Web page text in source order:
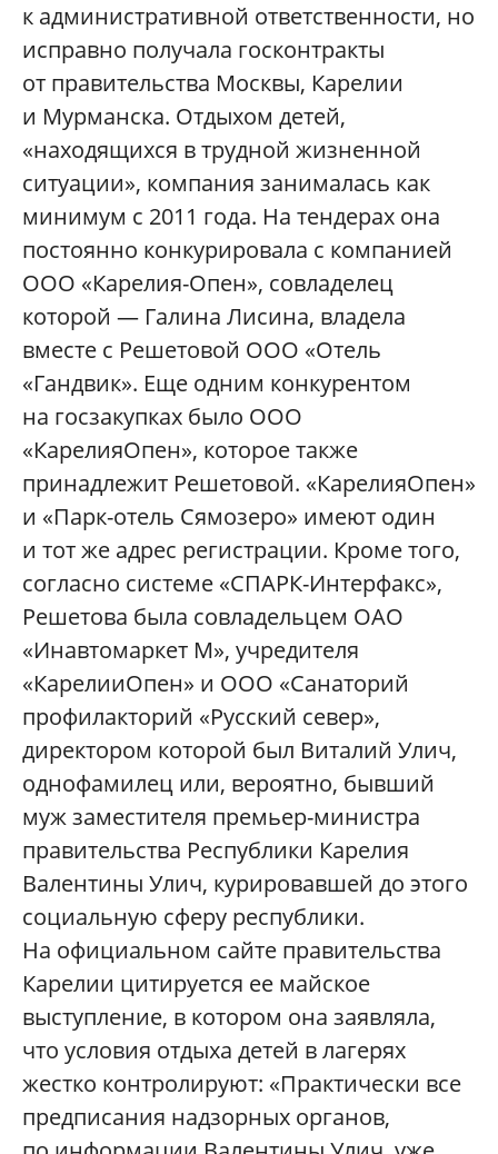
к административной ответственности, но
исправно получала госконтракты
от правительства Москвы, Карелии
и Мурманска. Отдыхом детей,
«находящихся в трудной жизненной
ситуации», компания занималась как
минимум с 2011 года. На тендерах она
постоянно конкурировала с компанией
ООО «Карелия-Опен», совладелец
которой — Галина Лисина, владела
вместе с Решетовой ООО «Отель
«Гандвик». Еще одним конкурентом
на госзакупках было ООО
«КарелияОпен», которое также
принадлежит Решетовой. «КарелияОпен»
и «Парк-отель Сямозеро» имеют один
и тот же адрес регистрации. Кроме того,
согласно системе «СПАРК-Интерфакс»,
Решетова была совладельцем ОАО
«Инавтомаркет М», учредителя
«КарелииОпен» и ООО «Санаторий
профилакторий «Русский север»,
директором которой был Виталий Улич,
однофамилец или, вероятно, бывший
муж заместителя премьер-министра
правительства Республики Карелия
Валентины Улич, курировавшей до этого
социальную сферу республики.
На официальном сайте правительства
Карелии цитируется ее майское
выступление, в котором она заявляла,
что условия отдыха детей в лагерях
жестко контролируют: «Практически все
предписания надзорных органов,